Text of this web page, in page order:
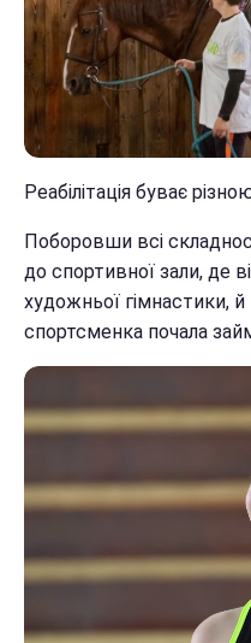
Реабілітація буває
Поборовши всі
до спортивної зали, де
художньої гімнастики,
спортсменка почала